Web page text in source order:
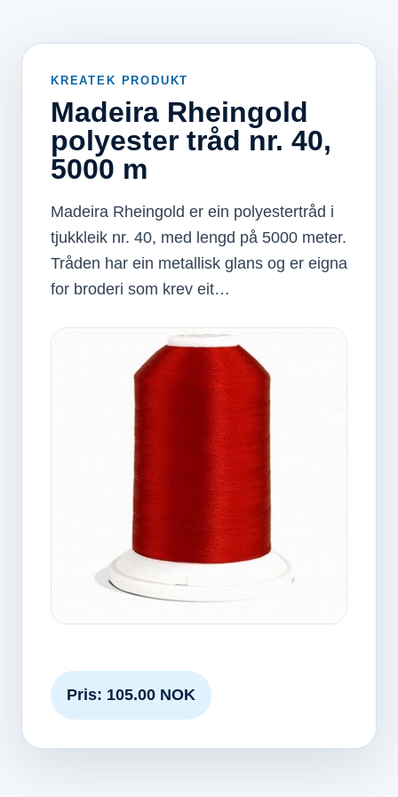
KREATEK PRODUKT
Madeira Rheingold
polyester tråd nr. 40,
5000 m
Madeira Rheingold er ein polyestertråd i
tjukkleik nr. 40, med lengd på 5000 meter.
Tråden har ein metallisk glans og er eigna
for broderi som krev eit…
Pris: 105.00 NOK